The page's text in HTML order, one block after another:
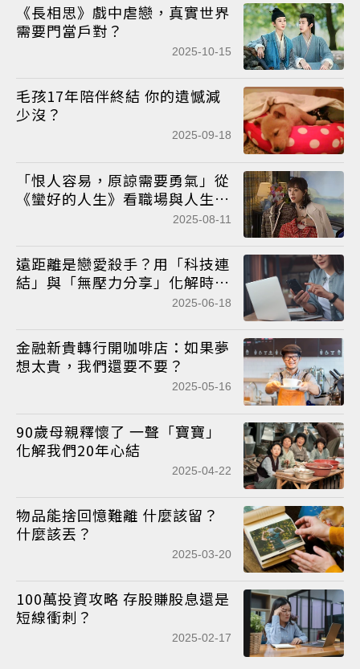
《長相思》戲中虐戀，真實世界
需要門當戶對？
2025-10-15
毛孩17年陪伴終結 你的遺憾減
少沒？
2025-09-18
「恨人容易，原諒需要勇氣」從
《蠻好的人生》看職場與人生韌
2025-08-11
遠距離是戀愛殺手？用「科技連
結」與「無壓力分享」化解時空
2025-06-18
金融新貴轉行開咖啡店：如果夢
想太貴，我們還要不要？
2025-05-16
90歲母親釋懷了 一聲「寶寶」
化解我們20年心結
2025-04-22
物品能捨回憶難離 什麼該留？
什麼該丟？
2025-03-20
100萬投資攻略 存股賺股息還是
短線衝刺？
2025-02-17